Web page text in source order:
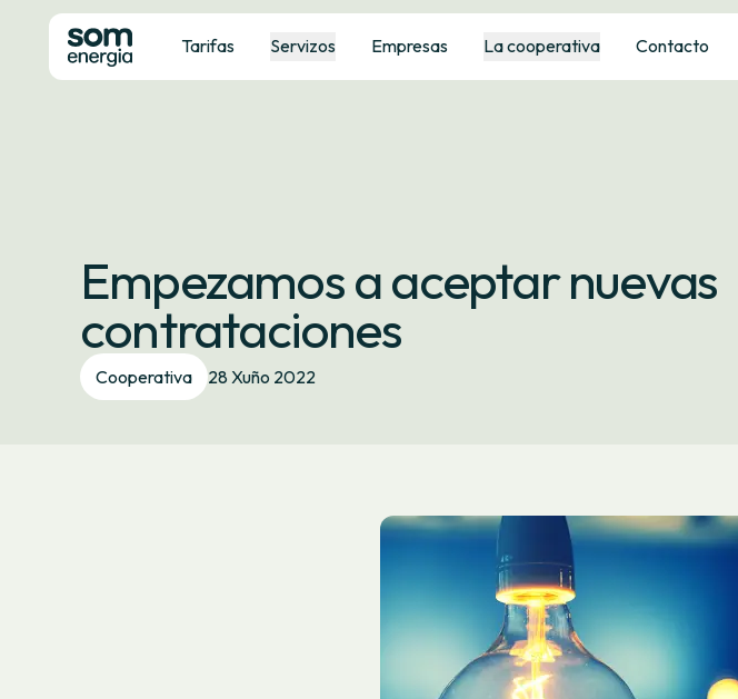
Tarifas Servizos Empresas La cooperativa Contacto
Empezamos a aceptar nuevas
contrataciones
Cooperativa 28 Xuño 2022